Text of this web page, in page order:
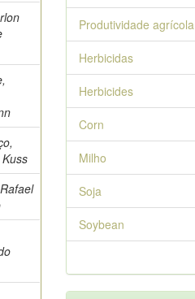
Produtividade agrícola
Herbicidas
Herbicides
Corn
Milho
Soja
Soybean